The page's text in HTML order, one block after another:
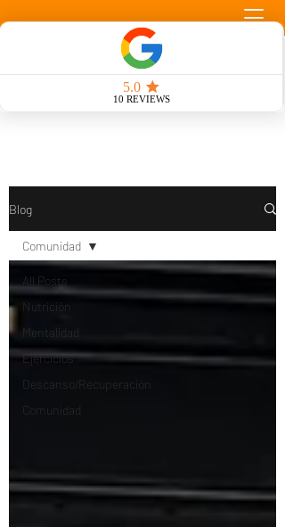
Llamada Gratuita
Blog
All Posts
Nutrición
Mentalidad
Ejercicios
Descanso/Recuperación
Comunidad
Comunidad